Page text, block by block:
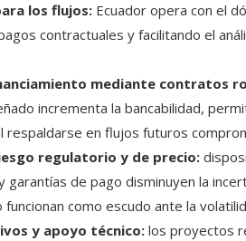
los flujos: Ecuador opera con el
contractuales y facilitando el
mediante contratos
incrementa la bancabilidad,
respaldarse en flujos futuros
regulatorio y de precio:
garantías de pago disminuyen la
como escudo ante la
y apoyo técnico: los proyectos